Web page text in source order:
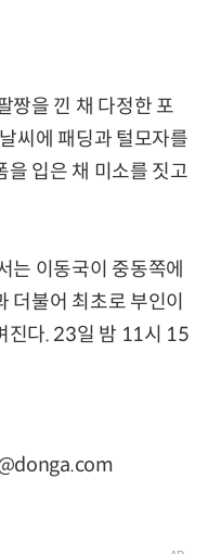
짱을 낀 채 다정한 포
씨에 패딩과 털모자를
을 입은 채 미소를 짓고
는 이동국이 중동쪽에
더불어 최초로 부인이
진다. 23일 밤 11시 15